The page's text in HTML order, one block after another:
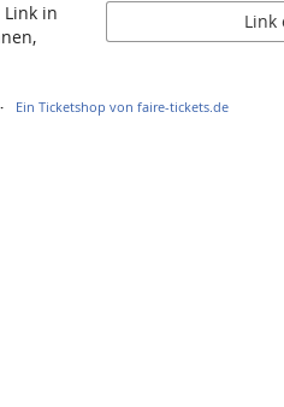
in
Link
Ein Ticketshop von faire-tickets.de